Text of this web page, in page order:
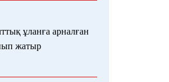
ұланға арналған
жатыр